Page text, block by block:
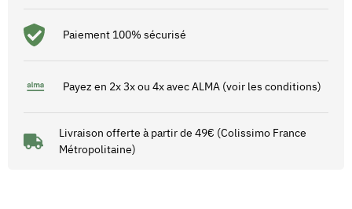
Paiement 100% sécurisé
Payez en 2x 3x ou 4x avec ALMA (voir les conditions)
Livraison offerte à partir de 49€ (Colissimo France
Métropolitaine)